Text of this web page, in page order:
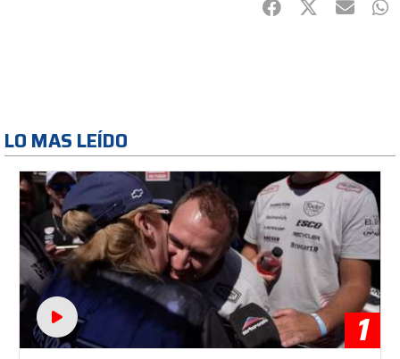
Facebook
Twitter
mail
LO MAS LEÍDO
1